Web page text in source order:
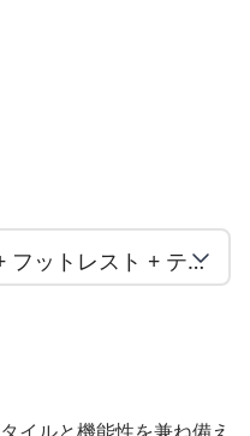
2x コーナー + 4x ミドル + フットレスト + テーブル